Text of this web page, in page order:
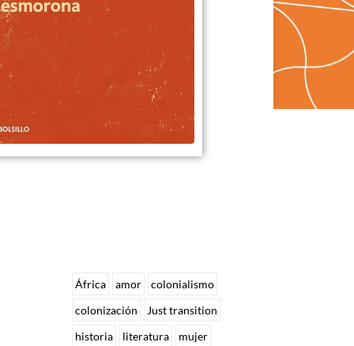
África amor
colonialismo
colonización
Just transition
historia
literatura
mujer